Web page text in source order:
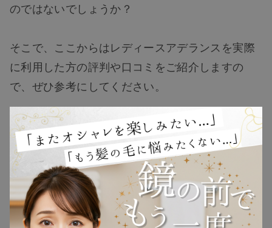
NEW
ウィッグ
プレゼント
のではないでしょうか？
そこで、ここからはレディースアデランスを実際
に利用した方の評判や口コミをご紹介しますの
で、ぜひ参考にしてください。
レディースアデランスの良い評判・口コミ
レディースアデランスの良い口コミを調査しまし
た。
店舗やコンシェルジュの対応、オーダーメイドウ